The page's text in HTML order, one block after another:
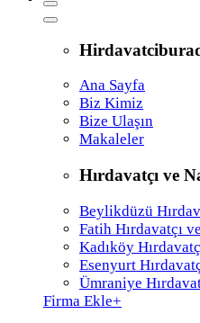
Ana Sayfa
Biz Kimiz
Bize Ulaşın
Makaleler
Hırdavatçı ve
Beylikdüzü
Fatih Hırdavatçı
Kadıköy
Esenyurt
Ümraniye
Firma Ekle+